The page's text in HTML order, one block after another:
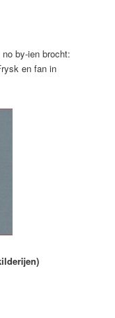
by-ien brocht:
en fan in